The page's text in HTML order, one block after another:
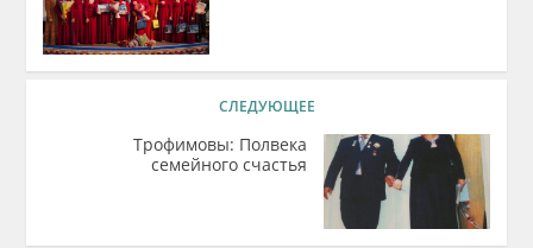
СЛЕДУЮЩЕЕ
Трофимовы: Полвека
семейного счастья